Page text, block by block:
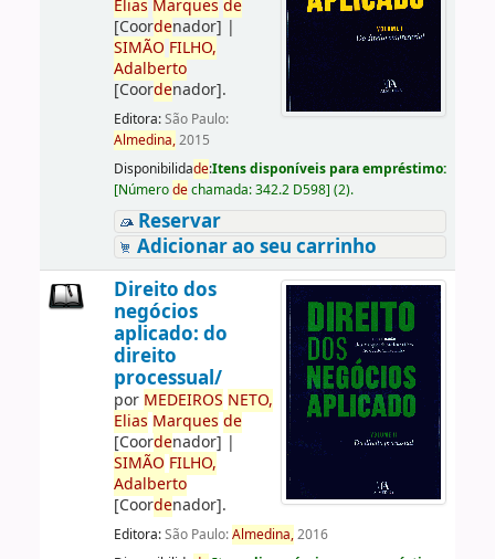
Elias Marques de
[Coordenador] |
SIMÃO FILHO,
Adalberto
[Coordenador].
Editora:São Paulo:
Almedina,2015
Disponibilidade:Itens disponíveis para empréstimo:
[Númerodechamada:342.2 D598] (2).
Reservar
Adicionar ao seu carrinho
Direito dos
negócios
aplicado: do
direito
processual/
por MEDEIROS NETO,
Elias Marques de
[Coordenador] |
SIMÃO FILHO,
Adalberto
[Coordenador].
Editora:São Paulo:Almedina,2016